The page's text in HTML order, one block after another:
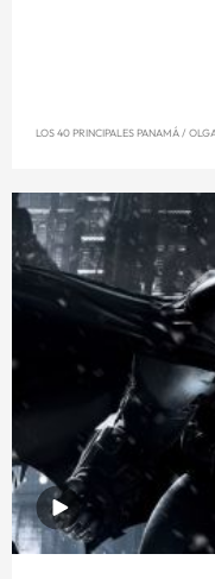
LOS 40 PRINCIPALES PANAMÁ/ OLGA